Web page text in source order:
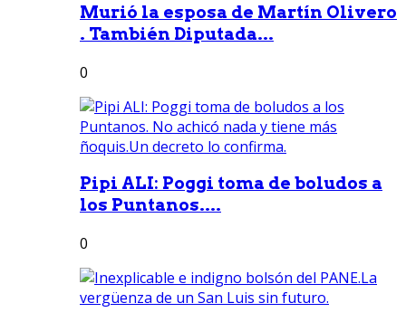
Murió la esposa de Martín Olivero
. También Diputada...
0
Pipi ALI: Poggi toma de boludos a
los Puntanos....
0